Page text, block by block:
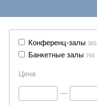
Конференц-залы 365
Банкетные залы 766
Цена
—